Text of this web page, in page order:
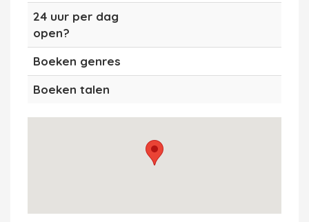
24 uur per dag
open?
Boeken genres
Boeken talen